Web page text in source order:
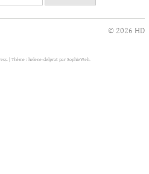
© 2026 HD
Thème : helene-delprat par SophieWeb.